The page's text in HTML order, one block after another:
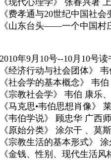
《费孝通与20世纪中国社
《山东台头——一个中国村
2010年9月10号--10月10号读
《经济行动与社会团体》
《社会学的基本概念》 韦
《宗教社会学》 韦伯 康乐
《马克思•韦伯思想肖像》
《韦伯学说》 顾忠华 广西
《原始分类》 涂尔干 、莫
《宗教生活的基本形式》
《金钱、性别、现代生活